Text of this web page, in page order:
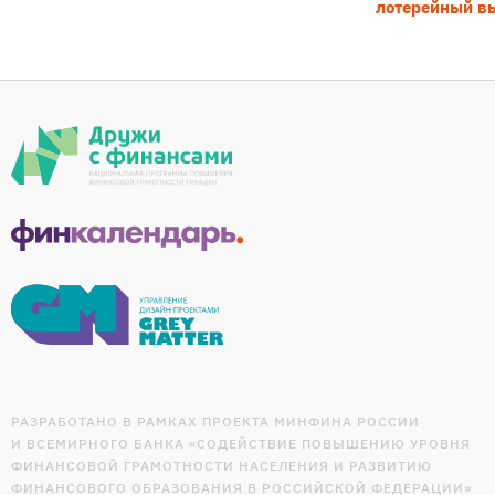
лотерейный
РАЗРАБОТАНО В РАМКАХ ПРОЕКТА МИНФИНА РОССИИ
И ВСЕМИРНОГО БАНКА «СОДЕЙСТВИЕ ПОВЫШЕНИЮ УРОВНЯ
ФИНАНСОВОЙ ГРАМОТНОСТИ НАСЕЛЕНИЯ И РАЗВИТИЮ
ФИНАНСОВОГО ОБРАЗОВАНИЯ В РОССИЙСКОЙ ФЕДЕРАЦИИ»